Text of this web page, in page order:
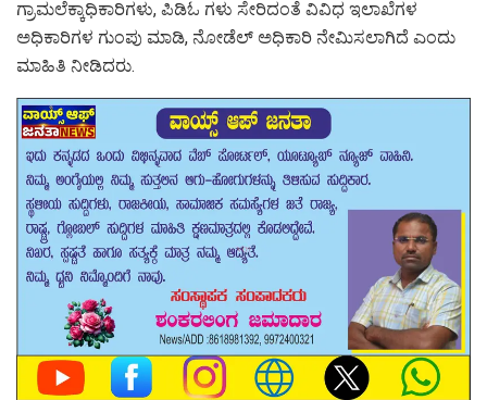
ಗ್ರಾಮಲೆಕ್ಕಾಧಿಕಾರಿಗಳು, ಪಿಡಿಓ ಗಳು ಸೇರಿದಂತೆ ವಿವಿಧ ಇಲಾಖೆಗಳ
ಅಧಿಕಾರಿಗಳ ಗುಂಪು ಮಾಡಿ, ನೋಡೆಲ್ ಅಧಿಕಾರಿ ನೇಮಿಸಲಾಗಿದೆ ಎಂದು
ಮಾಹಿತಿ ನೀಡಿದರು.